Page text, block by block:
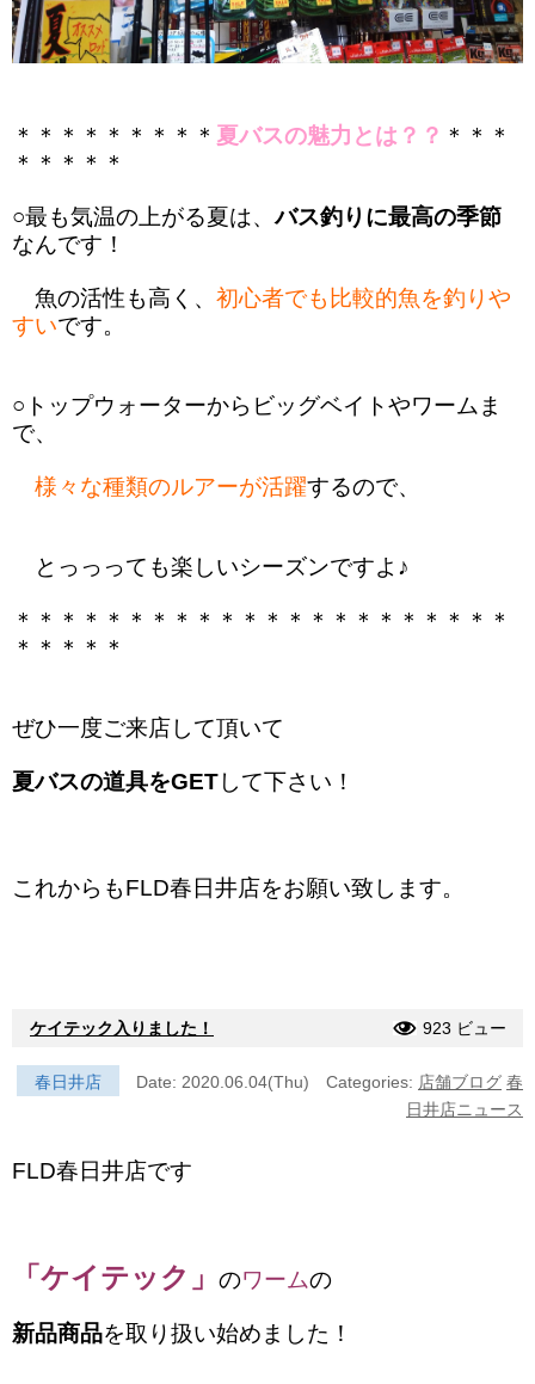
＊＊＊＊＊＊＊＊＊ 夏バスの魅力とは？？ ＊＊＊
＊＊＊＊＊
○最も気温の上がる夏は、バス釣りに最高の季節
なんです！
魚の活性も高く、 初心者でも比較的魚を釣りや
すいです。
○トップウォーターからビッグベイトやワームま
で、
様々な種類のルアーが活躍するので、
とっっっても楽しいシーズンですよ♪
＊＊＊＊＊＊＊＊＊＊＊＊＊＊＊＊＊＊＊＊＊＊
＊＊＊＊＊
ぜひ一度ご来店して頂いて
夏バスの道具をGETして下さい！
これからもFLD春日井店をお願い致します。
ケイテック入りました！ 923 ビュー
春日井店 Date: 2020.06.04(Thu) Categories: 店舗ブログ 春
日井店ニュース
FLD春日井店です
「ケイテック」 のワームの
新品商品を取り扱い始めました！